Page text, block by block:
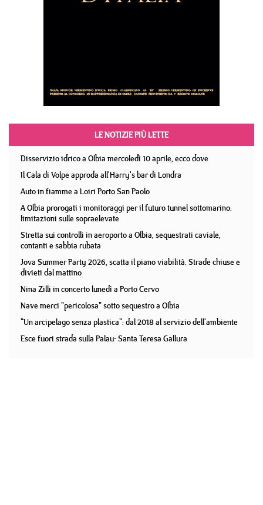
LE NOTIZIE PIÙ LETTE
Disservizio idrico a Olbia mercoledì 10 aprile, ecco dove
Il Cala di Volpe approda all'Harry's bar di Londra
Auto in fiamme a Loiri Porto San Paolo
A Olbia prorogati i monitoraggi per il futuro tunnel sottomarino:
limitazioni sulle sopraelevate
Stretta sui controlli in aeroporto a Olbia, sequestrati caviale,
contanti e sabbia rubata
Jova Summer Party 2026, scatta il piano viabilità. Strade chiuse e
divieti dal mattino
Nina Zilli in concerto lunedì a Porto Cervo
Nave merci "pericolosa" sotto sequestro a Olbia
"Un arcipelago senza plastica": dal 2018 al servizio dell'ambiente
Esce fuori strada sulla Palau- Santa Teresa Gallura